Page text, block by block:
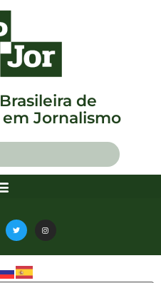
de
Jornalismo